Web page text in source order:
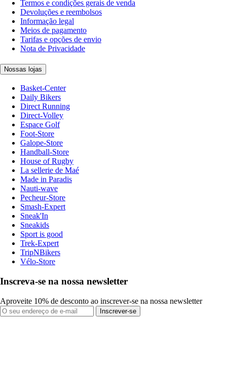
Termos e condições gerais de venda
Devoluções e reembolsos
Informação legal
Meios de pagamento
Tarifas e opções de envio
Nota de Privacidade
Nossas lojas
Basket-Center
Daily Bikers
Direct Running
Direct-Volley
Espace Golf
Foot-Store
Galope-Store
Handball-Store
House of Rugby
La sellerie de Maé
Made in Paradis
Nauti-wave
Pecheur-Store
Smash-Expert
Sneak'In
Sneakids
Sport is good
Trek-Expert
TripNBikers
Vélo-Store
Inscreva-se na nossa newsletter
Aproveite 10% de desconto ao inscrever-se na nossa newsletter
Inscrever-se